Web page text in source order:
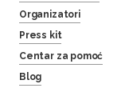
Organizatori
Press kit
Centar za pomoć
Blog